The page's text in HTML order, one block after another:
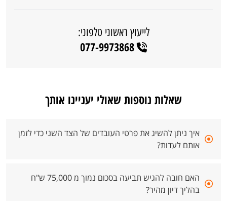
לייעוץ ראשוני טלפוני:
077-9973868
שאלות נוספות שאולי יעניינו אותך
איך ניתן להשיג את פרטי העובדים של הצד השני כדי לזמן
אותם לעדות?
האם חובה להגיש תביעה בסכום נמוך מ 75,000 ש"ח
בהליך דיון מהיר?